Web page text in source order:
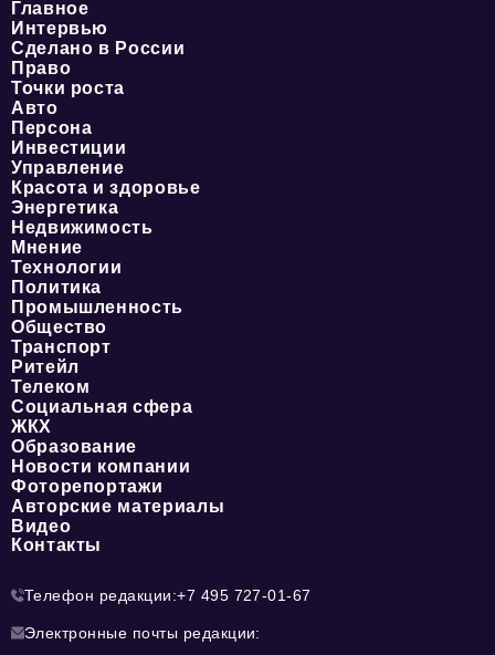
Главное
Интервью
Сделано в России
Право
Точки роста
Авто
Персона
Инвестиции
Управление
Красота и здоровье
Энергетика
Недвижимость
Мнение
Технологии
Политика
Промышленность
Общество
Транспорт
Ритейл
Телеком
Социальная сфера
ЖКХ
Образование
Новости компании
Фоторепортажи
Авторские материалы
Видео
Контакты
Телефон редакции:+7 495 727-01-67
Электронные почты редакции: